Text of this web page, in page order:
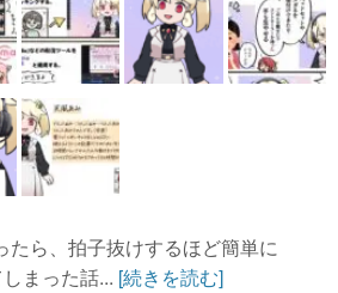
たら、拍子抜けするほど簡単に
まった話... [続きを読む]